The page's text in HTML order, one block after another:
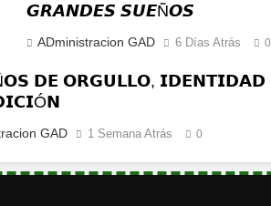
𝙂𝙍𝘼𝙉𝘿𝙀𝙎 𝙎𝙐𝙀Ñ𝙊𝙎
ADministracion GAD 6 Días Atrás 0
𝗗𝗘 𝗢𝗥𝗚𝗨𝗟𝗟𝗢, 𝗜𝗗𝗘𝗡𝗧𝗜𝗗𝗔𝗗
GAD 1 Semana Atrás 0